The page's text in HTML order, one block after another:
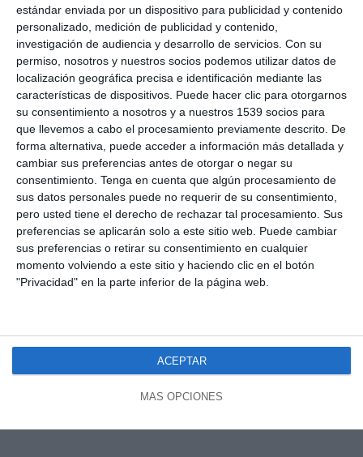
estándar enviada por un dispositivo para publicidad y contenido
personalizado, medición de publicidad y contenido,
investigación de audiencia y desarrollo de servicios. Con su
permiso, nosotros y nuestros socios podemos utilizar datos de
localización geográfica precisa e identificación mediante las
características de dispositivos. Puede hacer clic para otorgarnos
su consentimiento a nosotros y a nuestros 1539 socios para
que llevemos a cabo el procesamiento previamente descrito. De
forma alternativa, puede acceder a información más detallada y
cambiar sus preferencias antes de otorgar o negar su
consentimiento. Tenga en cuenta que algún procesamiento de
sus datos personales puede no requerir de su consentimiento,
pero usted tiene el derecho de rechazar tal procesamiento. Sus
preferencias se aplicarán solo a este sitio web. Puede cambiar
sus preferencias o retirar su consentimiento en cualquier
momento volviendo a este sitio y haciendo clic en el botón
"Privacidad" en la parte inferior de la página web.
MÁS OPCIONES
ACEPTAR
¿Has perdido tu contraseña?